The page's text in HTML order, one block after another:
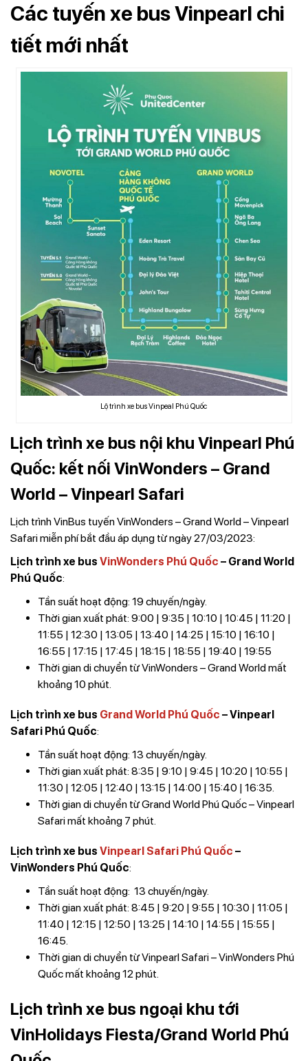
Các tuyến xe bus Vinpearl chi
tiết mới nhất
Lộ trình xe bus Vinpeal Phú Quốc
Lịch trình xe bus nội khu Vinpearl Phú
Quốc: kết nối VinWonders – Grand
World – Vinpearl Safari
Lịch trình VinBus tuyến VinWonders – Grand World – Vinpearl
Safari miễn phí bắt đầu áp dụng từ ngày 27/03/2023:
Lịch trình xe bus VinWonders Phú Quốc – Grand World
Phú Quốc:
Tần suất hoạt động: 19 chuyến/ngày.
Thời gian xuất phát: 9:00 | 9:35 | 10:10 | 10:45 | 11:20 |
11:55 | 12:30 | 13:05 | 13:40 | 14:25 | 15:10 | 16:10 |
16:55 | 17:15 | 17:45 | 18:15 | 18:55 | 19:40 | 19:55
Thời gian di chuyển từ VinWonders – Grand World mất
khoảng 10 phút.
Lịch trình xe bus Grand World Phú Quốc – Vinpearl
Safari Phú Quốc:
Tần suất hoạt động: 13 chuyến/ngày.
Thời gian xuất phát: 8:35 | 9:10 | 9:45 | 10:20 | 10:55 |
11:30 | 12:05 | 12:40 | 13:15 | 14:00 | 15:40 | 16:35.
Thời gian di chuyển từ Grand World Phú Quốc – Vinpearl
Safari mất khoảng 7 phút.
Lịch trình xe bus Vinpearl Safari Phú Quốc –
VinWonders Phú Quốc:
Tần suất hoạt động: 13 chuyến/ngày.
Thời gian xuất phát: 8:45 | 9:20 | 9:55 | 10:30 | 11:05 |
11:40 | 12:15 | 12:50 | 13:25 | 14:10 | 14:55 | 15:55 |
16:45.
Thời gian di chuyển từ Vinpearl Safari – VinWonders Phú
Quốc mất khoảng 12 phút.
Lịch trình xe bus ngoại khu tới
VinHolidays Fiesta/Grand World Phú